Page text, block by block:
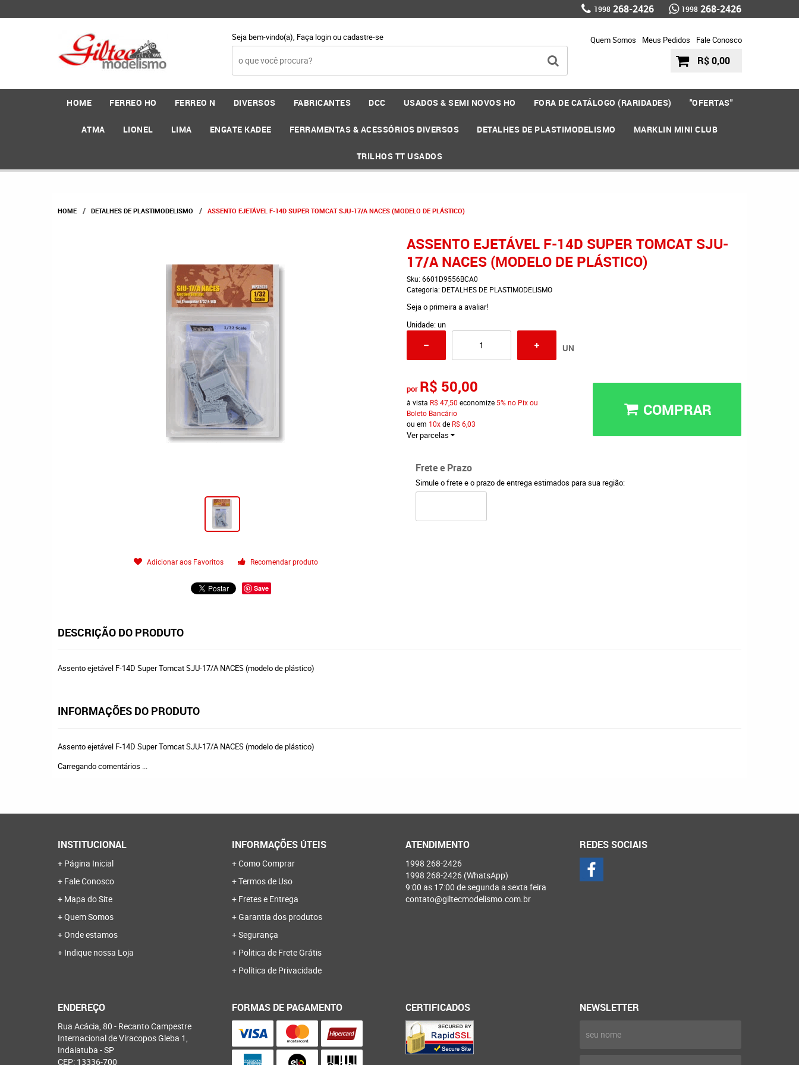
1998 268-2426 1998 268-2426
Seja bem-vindo(a), Faça loginoucadastre-se Quem Somos Meus Pedidos Fale Conosco
R$ 0,00
HOME FERREO HO FERREO N DIVERSOS FABRICANTES DCC USADOS & SEMI NOVOS HO FORA DE CATÁLOGO (RARIDADES) "OFERTAS"
ATMA LIONEL LIMA ENGATE KADEE FERRAMENTAS & ACESSÓRIOS DIVERSOS DETALHES DE PLASTIMODELISMO MARKLIN MINI CLUB
TRILHOS TT USADOS
HOME DETALHES DE PLASTIMODELISMO ASSENTO EJETÁVEL F-14D SUPER TOMCAT SJU-17/A NACES (MODELO DE PLÁSTICO)
Adicionar aos Favoritos Recomendar produto
Save
ASSENTO EJETÁVEL F-14D SUPER TOMCAT SJU-
17/A NACES (MODELO DE PLÁSTICO)
Sku: 6601D9556BCA0
Categoria: DETALHES DE PLASTIMODELISMO
Seja o primeira a avaliar!
Unidade: un
UN
por R$ 50,00
à vista R$ 47,50 economize 5% no Pix ou
Boleto Bancário
ou em 10xde R$ 6,03
Ver parcelas
COMPRAR
Frete e Prazo
Simule o frete e o prazo de entrega estimados para sua região:
DESCRIÇÃO DO PRODUTO
Assento ejetável F-14D Super Tomcat SJU-17/A NACES (modelo de plástico)
INFORMAÇÕES DO PRODUTO
Assento ejetável F-14D Super Tomcat SJU-17/A NACES (modelo de plástico)
Carregando comentários ...
INSTITUCIONAL
Página Inicial
Fale Conosco
Mapa do Site
Quem Somos
Onde estamos
Indique nossa Loja
INFORMAÇÕES ÚTEIS
Como Comprar
Termos de Uso
Fretes e Entrega
Garantia dos produtos
Segurança
Politica de Frete Grátis
Política de Privacidade
ATENDIMENTO
1998 268-2426
1998 268-2426 (WhatsApp)
9:00 as 17:00 de segunda a sexta feira
contato@giltecmodelismo.com.br
REDES SOCIAIS
ENDEREÇO
Rua Acácia, 80 - Recanto Campestre
Internacional de Viracopos Gleba 1,
Indaiatuba -SP
CEP: 13336-700
FORMAS DE PAGAMENTO CERTIFICADOS NEWSLETTER